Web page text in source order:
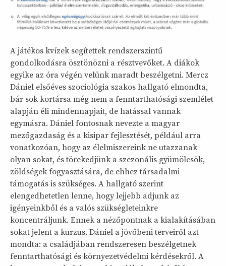
A játékos kvízek segítettek rendszerszintű
gondolkodásra ösztönözni a résztvevőket. A diákok
egyike az óra végén velünk maradt beszélgetni. Mercz
Dániel elsőéves szociológia szakos hallgató elmondta,
bár sok kortársa még nem a fenntarthatósági szemlélet
alapján éli mindennapjait, de hatással vannak
egymásra. Dániel fontosnak nevezte a magyar
mezőgazdaság és a kisipar fejlesztését, például arra
vonatkozóan, hogy az élelmiszereink ne utazzanak
olyan sokat, és törekedjünk a szezonális gyümölcsök,
zöldségek fogyasztására, de ehhez társadalmi
támogatás is szükséges. A hallgató szerint
elengedhetetlen lenne, hogy lejjebb adjunk az
igényeinkből és a valós szükségleteinkre
koncentráljunk. Ennek a nézőpontnak a kialakításában
sokat jelent a kurzus. Dániel a jövőbeni terveiről azt
mondta: a családjában rendszeresen beszélgetnek
fenntarthatósági és környezetvédelmi kérdésekről. A